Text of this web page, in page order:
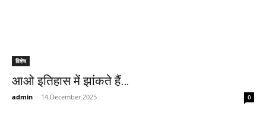
विशेष
आओ इतिहास में झांकते हैं…
admin - 14 December 2025 0